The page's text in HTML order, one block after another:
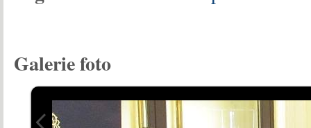
Galerie foto